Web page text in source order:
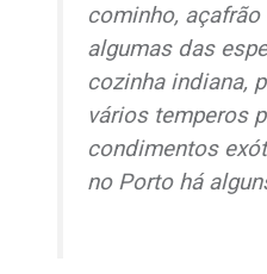
cominho,
algumas das
cozinha indiana,
vários temperos
condimentos
no Porto há